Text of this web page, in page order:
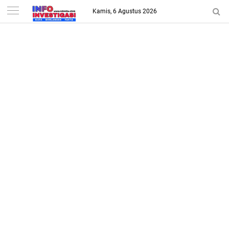
-->
Kamis, 6 Agustus 2026